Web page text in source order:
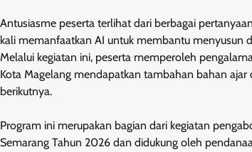
Antusiasme peserta terlihat dari berbagai
kali memanfaatkan AI untuk membantu menyusun
Melalui kegiatan ini, peserta memperoleh
Kota Magelang mendapatkan tambahan bahan
berikutnya.
Program ini merupakan bagian dari kegiatan
Semarang Tahun 2026 dan didukung oleh